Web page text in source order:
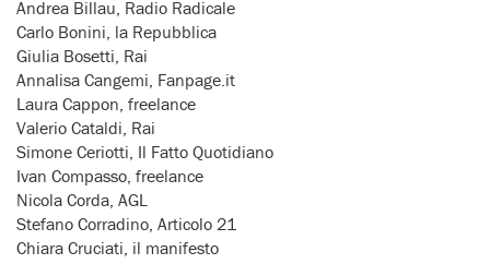
Andrea Billau, Radio Radicale
Carlo Bonini, la Repubblica
Giulia Bosetti, Rai
Annalisa Cangemi, Fanpage.it
Laura Cappon, freelance
Valerio Cataldi, Rai
Simone Ceriotti, Il Fatto Quotidiano
Ivan Compasso, freelance
Nicola Corda, AGL
Stefano Corradino, Articolo 21
Chiara Cruciati, il manifesto